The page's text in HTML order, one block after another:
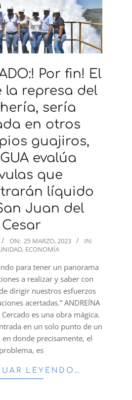
Por fin! El
la represa del
sería
en otros
guajiros,
evalúa
que
líquido
Juan del
Cesar
ON: 25 MARZO, 2023
IN:
, ECONOMÍA
para tener un panorama
a realizar y saber con
dirigir nuestros esfuerzos
acertadas.” ANDREÍNA
Cercado es una obra mágica.
en un solo punto de un
donde precisamente, el
problema, es
LEYENDO…